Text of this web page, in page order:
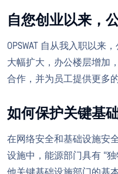
自您创业以来，
OPSWAT 自从我入职以来
大幅扩大，办公楼层增加
合作，并为员工提供更多
如何保护关键基
在网络安全和基础设施安
设施中，能源部门具有 "